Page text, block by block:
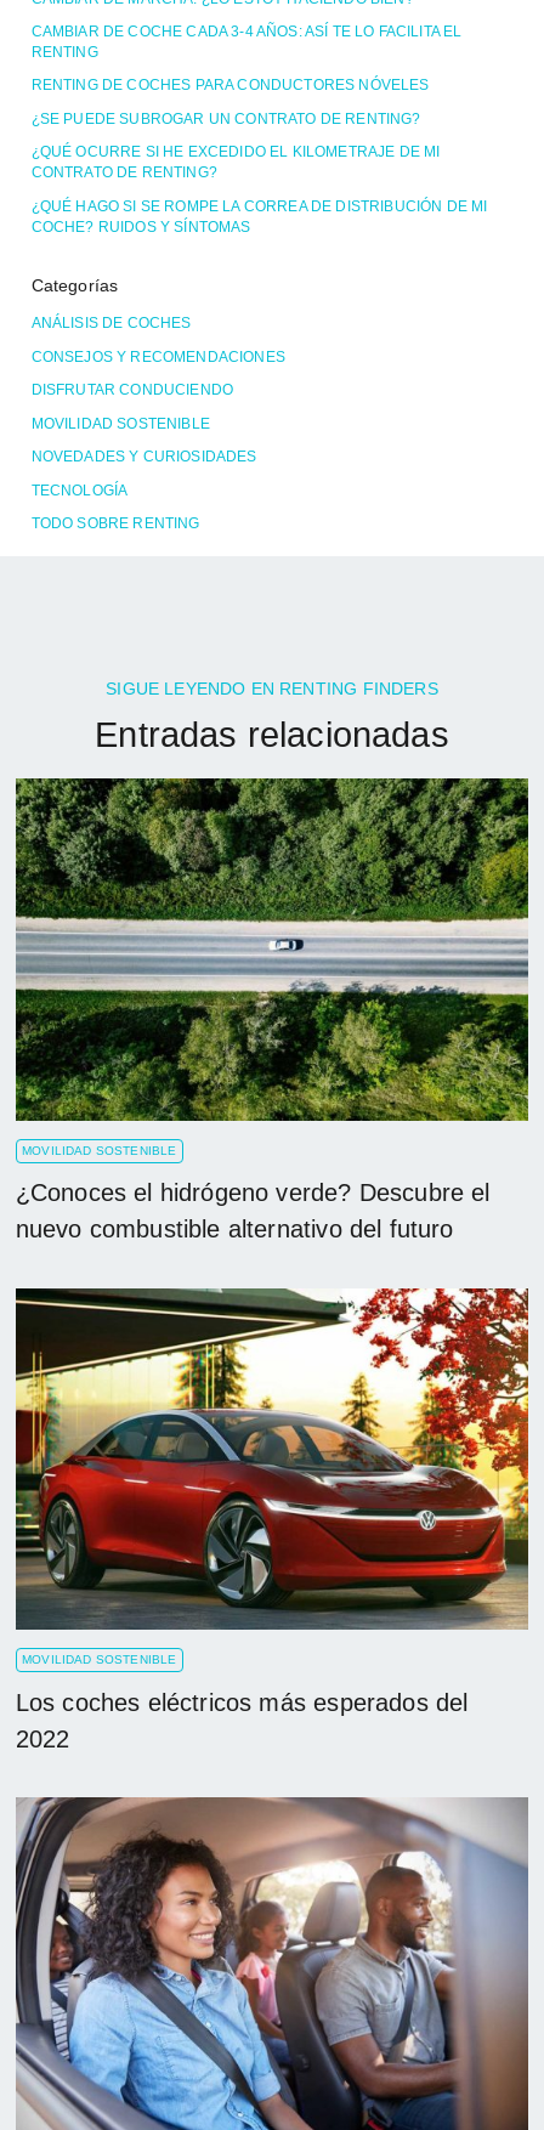
CAMBIAR DE COCHE CADA 3-4 AÑOS: ASÍ TE LO FACILITA EL
RENTING
RENTING DE COCHES PARA CONDUCTORES NÓVELES
¿SE PUEDE SUBROGAR UN CONTRATO DE RENTING?
¿QUÉ OCURRE SI HE EXCEDIDO EL KILOMETRAJE DE MI
CONTRATO DE RENTING?
¿QUÉ HAGO SI SE ROMPE LA CORREA DE DISTRIBUCIÓN DE MI
COCHE? RUIDOS Y SÍNTOMAS
Categorías
ANÁLISIS DE COCHES
CONSEJOS Y RECOMENDACIONES
DISFRUTAR CONDUCIENDO
MOVILIDAD SOSTENIBLE
NOVEDADES Y CURIOSIDADES
TECNOLOGÍA
TODO SOBRE RENTING
SIGUE LEYENDO EN RENTING FINDERS
Entradas relacionadas
MOVILIDAD SOSTENIBLE
¿Conoces el hidrógeno verde? Descubre el
nuevo combustible alternativo del futuro
MOVILIDAD SOSTENIBLE
Los coches eléctricos más esperados del
2022